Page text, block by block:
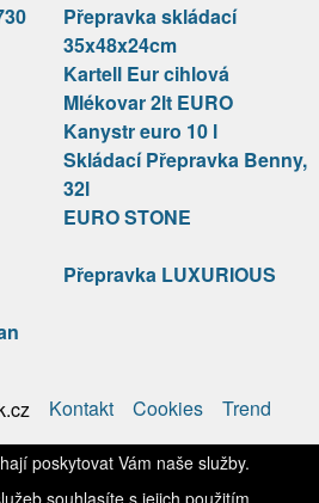
Přepravka skládací
35x48x24cm
Kartell Eur cihlová
Mlékovar 2lt EURO
Kanystr euro 10 l
Skládací Přepravka Benny,
32l
EURO STONE
Přepravka LUXURIOUS
Kontakt Cookies Trend
poskytovat Vám naše služby.
souhlasíte s jejich použitím.